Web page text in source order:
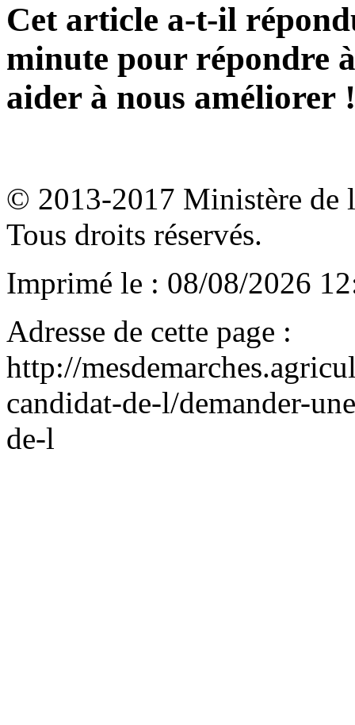
Cet article a-t-il
minute pour répondre
aider à nous améliorer !
© 2013-2017 Ministère de
Tous droits réservés.
Imprimé le : 08/08/2026
Adresse de cette page :
http://
candidat-de-l/demander-
de-l